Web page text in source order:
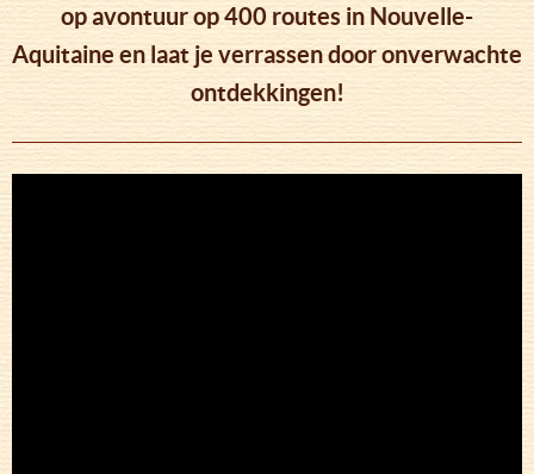
op avontuur op 400 routes in Nouvelle-
Aquitaine en laat je verrassen door onverwachte
ontdekkingen!